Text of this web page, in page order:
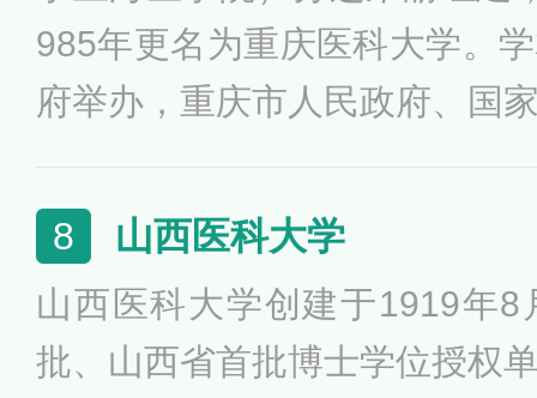
985年更名为重庆医科大学。
府举办，重庆市人民政府、国
务院学位委员会批准的首批具
权的单位、教育部批准的首批
等学校学科创新引智计划（即
8 山西医科大学
山西医科大学创建于1919年
批、山西省首批博士学位授权